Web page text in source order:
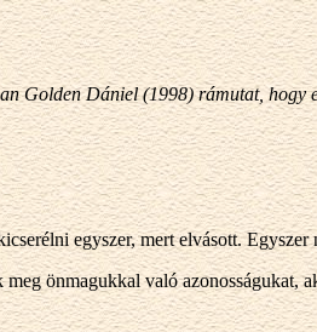
Golden Dániel (1998) rámutat, hogy
egyszer, mert elvásott.
önmagukkal való azonosságukat,